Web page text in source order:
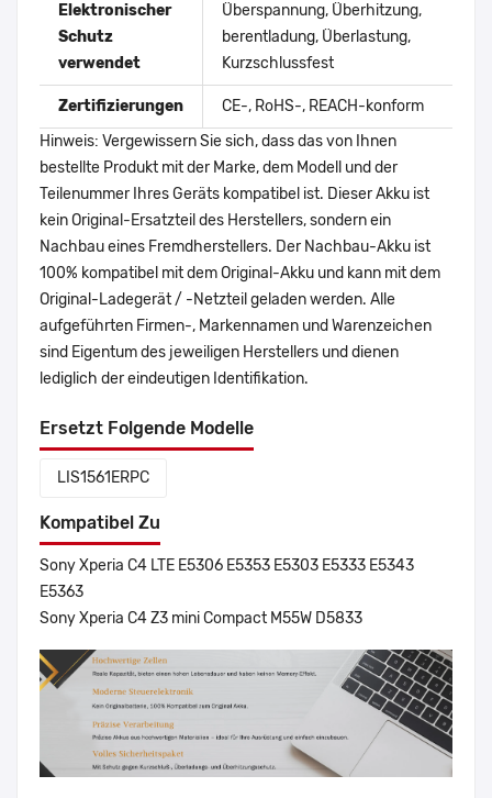
Elektronischer
Schutz
verwendet
Überspannung, Überhitzung,
berentladung, Überlastung,
Kurzschlussfest
Zertifizierungen
CE-, RoHS-, REACH-konform
Hinweis: Vergewissern Sie sich, dass das von Ihnen
bestellte Produkt mit der Marke, dem Modell und der
Teilenummer Ihres Geräts kompatibel ist. Dieser Akku ist
kein Original-Ersatzteil des Herstellers, sondern ein
Nachbau eines Fremdherstellers. Der Nachbau-Akku ist
100% kompatibel mit dem Original-Akku und kann mit dem
Original-Ladegerät / -Netzteil geladen werden. Alle
aufgeführten Firmen-, Markennamen und Warenzeichen
sind Eigentum des jeweiligen Herstellers und dienen
lediglich der eindeutigen Identifikation.
Ersetzt Folgende Modelle
LIS1561ERPC
Kompatibel Zu
Sony Xperia C4 LTE E5306 E5353 E5303 E5333 E5343
E5363
Sony Xperia C4 Z3 mini Compact M55W D5833